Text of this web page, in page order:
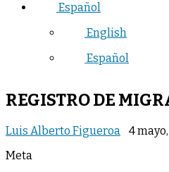
Español
English
Español
REGISTRO DE
Luis Alberto Figueroa 4
Meta